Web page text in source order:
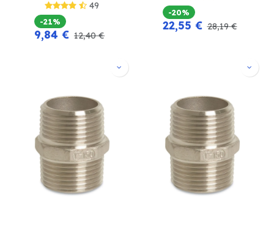
49
-21%
9,84 € 12,40€
-20%
22,55 € 28,19€